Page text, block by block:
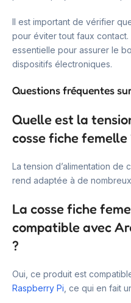
Il est important de vérifier
pour éviter tout faux
essentielle pour assurer le
dispositifs électroniques.
Questions fréquentes
Quelle est la
cosse fiche femelle
La tension d’alimentation
rend adaptée à de
La cosse fiche
compatible avec
?
Oui, ce produit est
Raspberry Pi , ce qui en fait